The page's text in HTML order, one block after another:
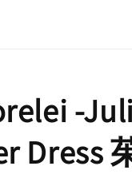
-
Dress